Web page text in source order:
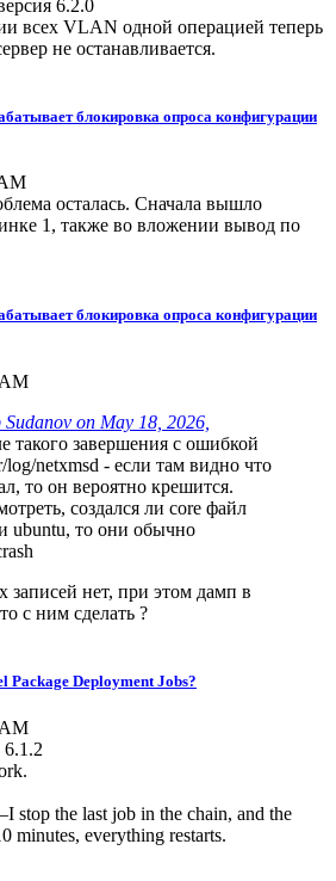
6.2.0
всех VLAN одной операцией теперь
не останавливается.
блокировка опроса конфигурации
осталась. Сначала вышло
1, также во вложении вывод по
блокировка опроса конфигурации
on May 18, 2026,
такого завершения с ошибкой
log/netxmsd - если там видно что
то он вероятно крешится.
создался ли core файл
ubuntu, то они обычно
записей нет, при этом дамп в
с ним сделать ?
Package Deployment Jobs?
6.1.2
the last job in the chain, and the
minutes, everything restarts.